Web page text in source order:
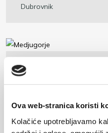
Ova web-stranica koristi
Kolačiće upotrebljavamo
Dubrovnik
Medjugorje
79 km
1